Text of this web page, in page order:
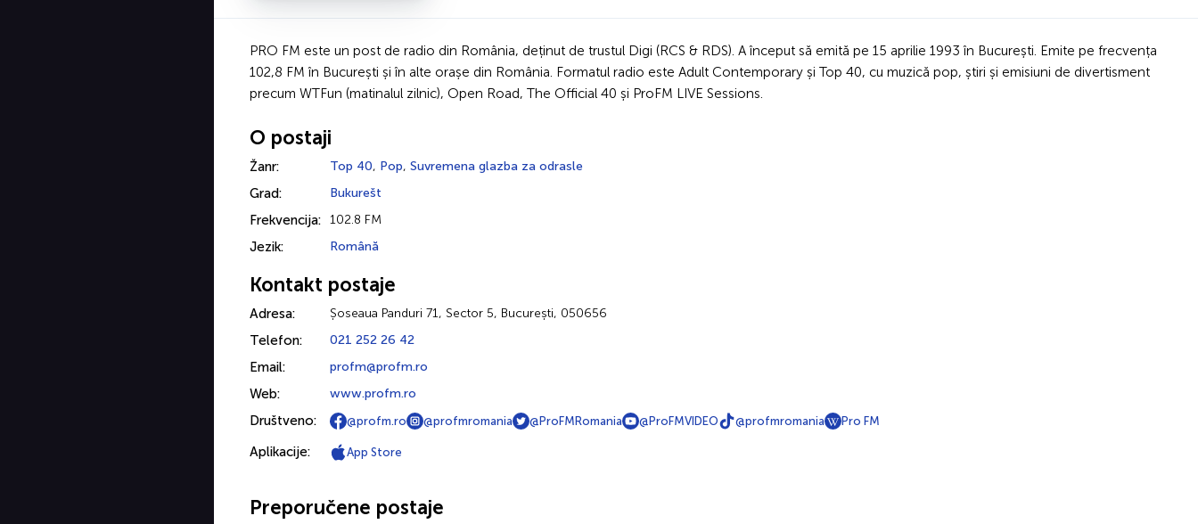
PRO FM este un post de radio din România, deținut de trustul Digi (RCS & RDS). A început să emită pe 15 aprilie 1993 în București. Emite pe frecvența
102,8 FM în București și în alte orașe din România. Formatul radio este Adult Contemporary și Top 40, cu muzică pop, știri și emisiuni de divertisment
precum WTFun (matinalul zilnic), Open Road, The Official 40 și ProFM LIVE Sessions.
O postaji
Žanr: Top 40, Pop, Suvremena glazba za odrasle
Grad: Bukurešt
Frekvencija: 102.8 FM
Jezik: Română
Kontakt postaje
Adresa: Șoseaua Panduri 71, Sector 5, București, 050656
Telefon: 021 252 26 42
Email: profm@profm.ro
Web: www.profm.ro
Društveno: @profm.ro @profmromania @ProFMRomania @ProFMVIDEO @profmromania Pro FM
Aplikacije: App Store
Preporučene postaje